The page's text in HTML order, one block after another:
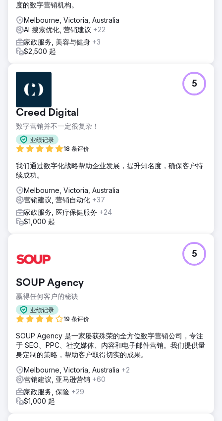
度的数字营销机构。
Melbourne, Victoria, Australia
AI 搜索优化, 营销建议 +22
家政服务, 美容与健身 +3
$2,500 起
Creed Digital
数字营销并不一定很复杂！
业绩记录
18 条评价
5
我们通过数字化战略帮助企业发展，提升知名度，确保客户持
续成功。
Melbourne, Victoria, Australia
营销建议, 营销自动化 +37
家政服务, 医疗保健服务 +24
$1,000 起
SOUP Agency
赢得任何客户的秘诀
业绩记录
19 条评价
5
SOUP Agency 是一家屡获殊荣的全方位数字营销公司，专注
于 SEO、PPC、社交媒体、内容和电子邮件营销。我们提供量
身定制的策略，帮助客户取得切实的成果。
Melbourne, Victoria, Australia +2
营销建议, 亚马逊营销 +60
家政服务, 保险 +29
$1,000 起